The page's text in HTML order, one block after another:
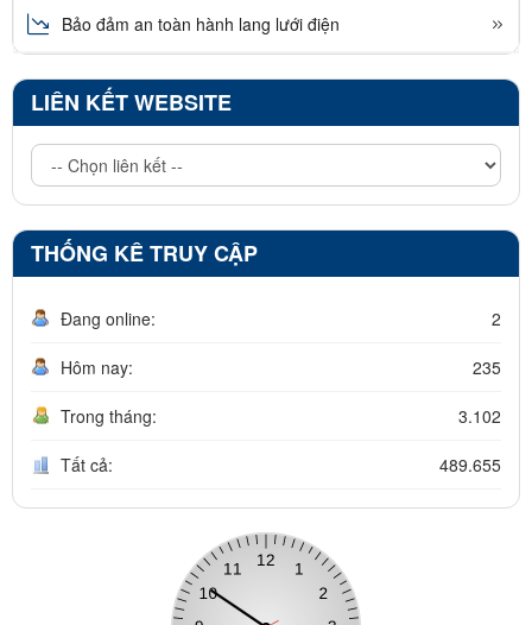
Bảo đảm an toàn hành lang lưới điện
LIÊN KẾT WEBSITE
THỐNG KÊ TRUY CẬP
Đang online: 2
Hôm nay: 235
Trong tháng: 3.102
Tất cả: 489.655